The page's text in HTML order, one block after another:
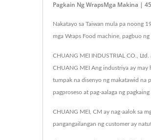
Pagkain Ng WrapsMga Makina |
Nakatayo sa Taiwan mula pa noong
mga Wraps Food machine, pagbuo
CHUANG MEI INDUSTRIAL CO.,
CHUANG MEI Ang industriya ay may
tumpak na disenyo ng makatawid na
pagproseso at pag-aalaga ng
CHUANG MEI, CM ay nag-aalok sa
pangangailangan ng customer ay